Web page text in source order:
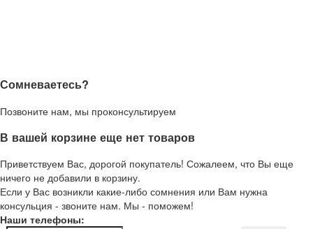
Сомневаетесь?
Позвоните нам, мы проконсультируем
В вашей корзине еще нет товаров
Приветствуем Вас, дорогой покупатель! Сожалеем, что Вы еще
ничего не добавили в корзину.
Если у Вас возникли какие-либо сомнения или Вам нужна
консульция - звоните нам. Мы - поможем!
Наши телефоны: